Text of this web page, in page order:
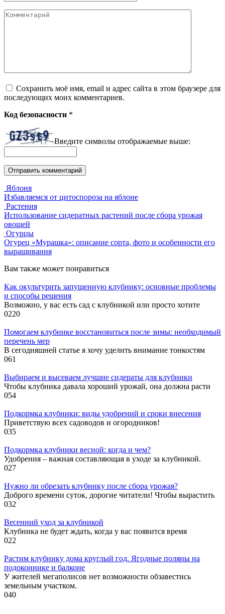
Комментарий
Сохранить моё имя, email и адрес сайта в этом браузере для
последующих моих комментариев.
Код безопасности *
Введите символы отображаемые выше:
Яблоня
Избавляемся от цитоспороза на яблоне
Растения
Использование сидератных растений после сбора урожая
овощей
Огурцы
Огурец «Мурашка»: описание сорта, фото и особенности его
выращивания
Вам также может понравиться
Как окультурить запущенную клубнику: основные проблемы
и способы решения
Возможно, у вас есть сад с клубникой или просто хотите
0220
Помогаем клубнике восстановиться после зимы: необходимый
перечень мер
В сегодняшней статье я хочу уделить внимание тонкостям
061
Выбираем и высеваем лучшие сидераты для клубники
Чтобы клубника давала хороший урожай, она должна расти
054
Подкормка клубники: виды удобрений и сроки внесения
Приветствую всех садоводов и огородников!
035
Подкормка клубники весной: когда и чем?
Удобрения – важная составляющая в уходе за клубникой.
027
Нужно ли обрезать клубнику после сбора урожая?
Доброго времени суток, дорогие читатели! Чтобы вырастить
032
Весенний уход за клубникой
Клубника не будет ждать, когда у вас появится время
022
Растим клубнику дома круглый год. Ягодные поляны на
подоконнике и балконе
У жителей мегаполисов нет возможности обзавестись
земельным участком.
040